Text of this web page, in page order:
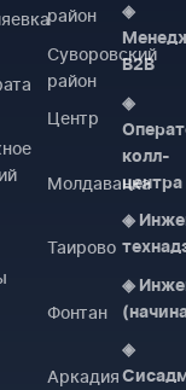
район
Суворовский
район
Центр
Молдаванка
Таирово
Фонтан
Аркадия
◈
B2B
◈
колл-
центра
◈
◈
◈